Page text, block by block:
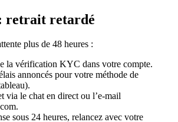
retrait retardé
plus de 48 heures :
la vérification KYC dans votre compte.
annoncés pour votre méthode de
via le chat en direct ou l’e-mail
sous 24 heures, relancez avec votre